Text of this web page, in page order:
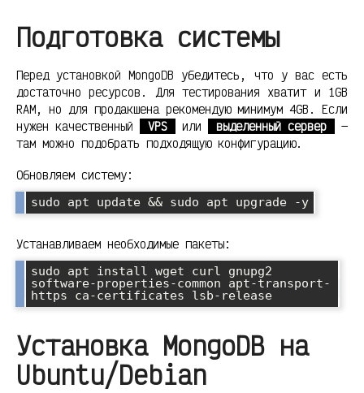
Подготовка системы
Перед установкой MongoDB убедитесь, что у вас есть
достаточно ресурсов. Для тестирования хватит и 1GB
RAM, но для продакшена рекомендую минимум 4GB. Если
нужен качественный
VPS или выделенный сервер
—
там можно подобрать подходящую конфигурацию.
Обновляем систему:
sudo apt update && sudo apt upgrade -y
Устанавливаем необходимые пакеты:
sudo apt install wget curl gnupg2
software-properties-common apt-transport-
https ca-certificates lsb-release
Установка MongoDB на
Ubuntu/Debian